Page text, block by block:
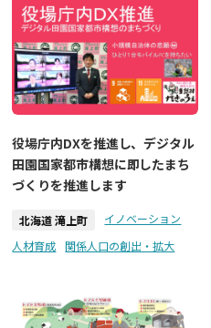
役場庁内DXを推進し、デジタル
田園国家都市構想に即したまち
づくりを推進します
北海道 滝上町
イノベーション
人材育成
関係人口の創出・拡大